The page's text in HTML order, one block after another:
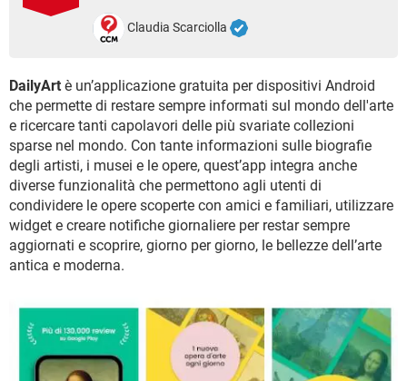
TIKTOK
Claudia Scarciolla
DailyArt è un’applicazione gratuita per dispositivi Android
che permette di restare sempre informati sul mondo dell'arte
e ricercare tanti capolavori delle più svariate collezioni
sparse nel mondo. Con tante informazioni sulle biografie
degli artisti, i musei e le opere, quest’app integra anche
diverse funzionalità che permettono agli utenti di
condividere le opere scoperte con amici e familiari, utilizzare
widget e creare notifiche giornaliere per restar sempre
aggiornati e scoprire, giorno per giorno, le bellezze dell’arte
antica e moderna.